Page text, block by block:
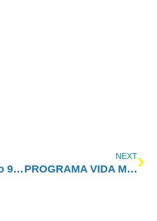
Amanhã, na Rádio 9 de Julho!
NEXT
PROGRAMA VIDA MELHOR – REDEVIDA – 06/08/2018